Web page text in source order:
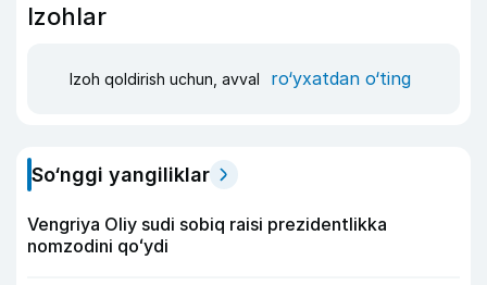
Izohlar
Izoh qoldirish uchun, avval ro‘yxatdan o‘ting
So‘nggi yangiliklar
Vengriya Oliy sudi sobiq raisi prezidentlikka
nomzodini qoʻydi